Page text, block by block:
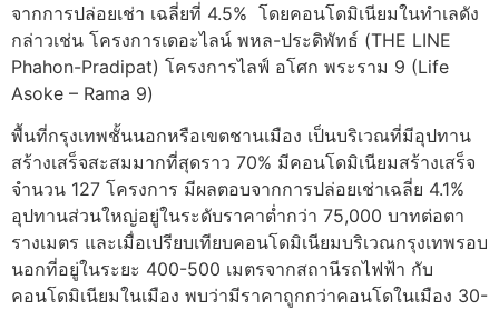
จากการปล่อยเช่า เฉลี่ยที่ 4.5% โดยคอนโดมิเนียมในทำเลดัง
กล่าวเช่น โครงการเดอะไลน์ พหล-ประดิพัทธ์ (THE LINE
Phahon-Pradipat) โครงการไลฟ์ อโศก พระราม 9 (Life
Asoke – Rama 9)
พื้นที่กรุงเทพชั้นนอกหรือเขตชานเมือง เป็นบริเวณที่มีอุปทาน
สร้างเสร็จสะสมมากที่สุดราว 70% มีคอนโดมิเนียมสร้างเสร็จ
จำนวน 127 โครงการ มีผลตอบจากการปล่อยเช่าเฉลี่ย 4.1%
อุปทานส่วนใหญ่อยู่ในระดับราคาต่ำกว่า 75,000 บาทต่อตา
รางเมตร และเมื่อเปรียบเทียบคอนโดมิเนียมบริเวณกรุงเทพรอบ
นอกที่อยู่ในระยะ 400-500 เมตรจากสถานีรถไฟฟ้า กับ
คอนโดมิเนียมในเมือง พบว่ามีราคาถูกกว่าคอนโดในเมือง 30-